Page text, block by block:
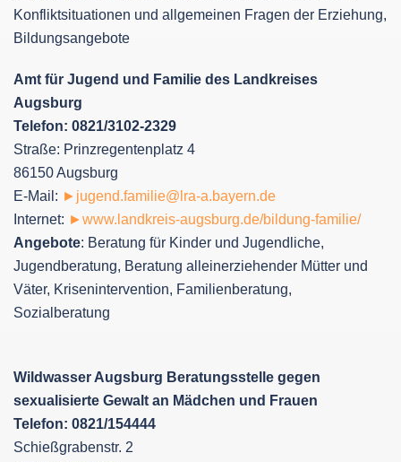
Konfliktsituationen und allgemeinen Fragen der Erziehung,
Bildungsangebote
Amt für Jugend und Familie des Landkreises
Augsburg
Telefon: 0821/3102-2329
Straße: Prinzregentenplatz 4
86150 Augsburg
E-Mail: ►jugend.familie@lra-a.bayern.de
Internet: ►www.landkreis-augsburg.de/bildung-familie/
Angebote: Beratung für Kinder und Jugendliche,
Jugendberatung, Beratung alleinerziehender Mütter und
Väter, Krisenintervention, Familienberatung,
Sozialberatung
Wildwasser Augsburg Beratungsstelle gegen
sexualisierte Gewalt an Mädchen und Frauen
Telefon: 0821/154444
Schießgrabenstr. 2